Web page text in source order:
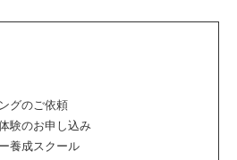
グのご依頼
験のお申し込み
養成スクール